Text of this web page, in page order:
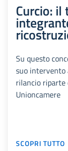
Curcio:
Su questo
suo intervento
rilancio riparte
Unioncamere
SCOPRI TUTTO